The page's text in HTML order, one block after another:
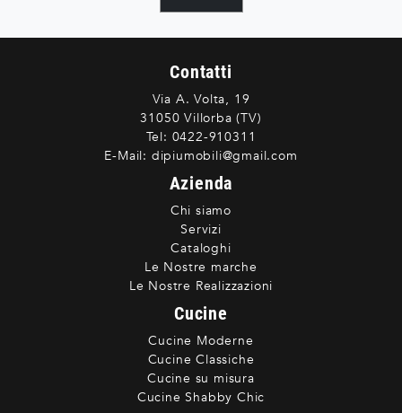
Contatti
Via A. Volta, 19
31050 Villorba (TV)
Tel: 0422-910311
E-Mail: dipiumobili@gmail.com
Azienda
Chi siamo
Servizi
Cataloghi
Le Nostre marche
Le Nostre Realizzazioni
Cucine
Cucine Moderne
Cucine Classiche
Cucine su misura
Cucine Shabby Chic